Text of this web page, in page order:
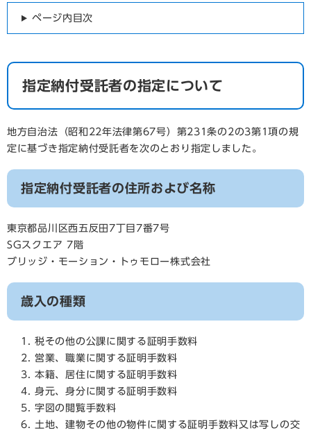
ページ内目次
指定納付受託者の指定について
地方自治法（昭和22年法律第67号）第231条の2の3第1項の規
定に基づき指定納付受託者を次のとおり指定しました。
指定納付受託者の住所および名称
東京都品川区西五反田7丁目7番7号
SGスクエア 7階
ブリッジ・モーション・トゥモロー株式会社
歳入の種類
税その他の公課に関する証明手数料
営業、職業に関する証明手数料
本籍、居住に関する証明手数料
身元、身分に関する証明手数料
字図の閲覧手数料
土地、建物その他の物件に関する証明手数料又は写しの交